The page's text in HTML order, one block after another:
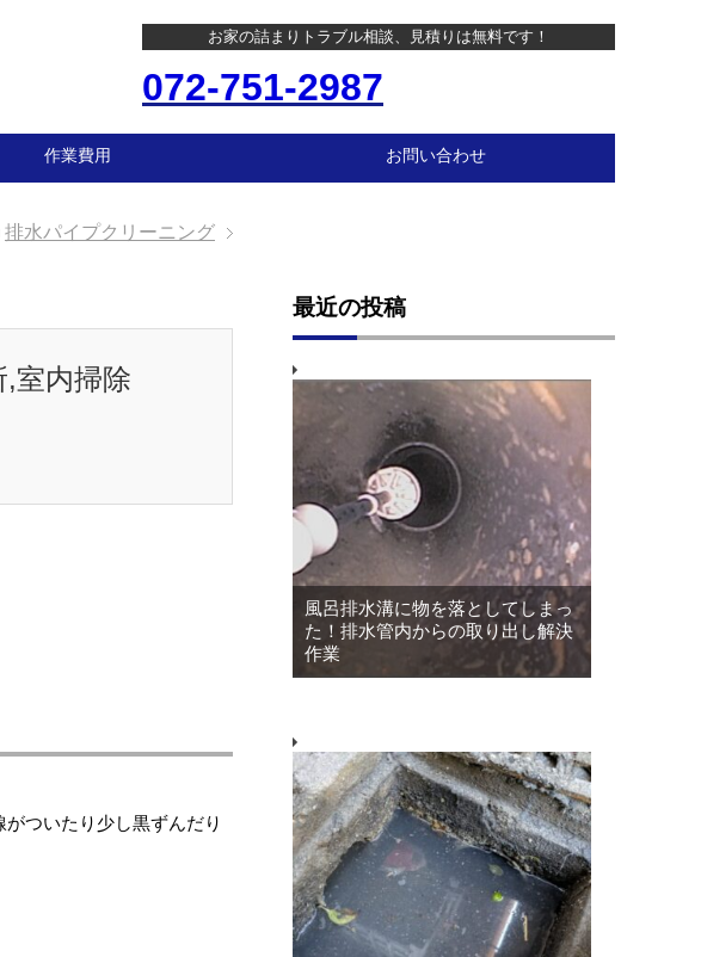
お家の詰まりトラブル相談、見積りは無料です！
072-751-2987
作業費用 お問い合わせ
排水パイプクリーニング
室内掃除
ついたり少し黒ずんだり
最近の投稿
風呂排水溝に物を落としてしまっ
た！排水管内からの取り出し解決
作業